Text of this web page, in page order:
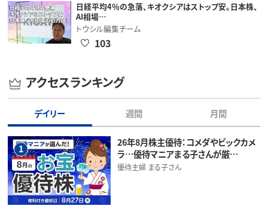
日経平均4％の急落、キオクシアはストップ安。日本株、
AI相場…
トウシル編集チーム
103
アクセスランキング
デイリー 週間 月間
1
26年8月株主優待：コメダやビックカメ
ラ…優待マニアまる子さんが厳…
優待主婦 まる子さん